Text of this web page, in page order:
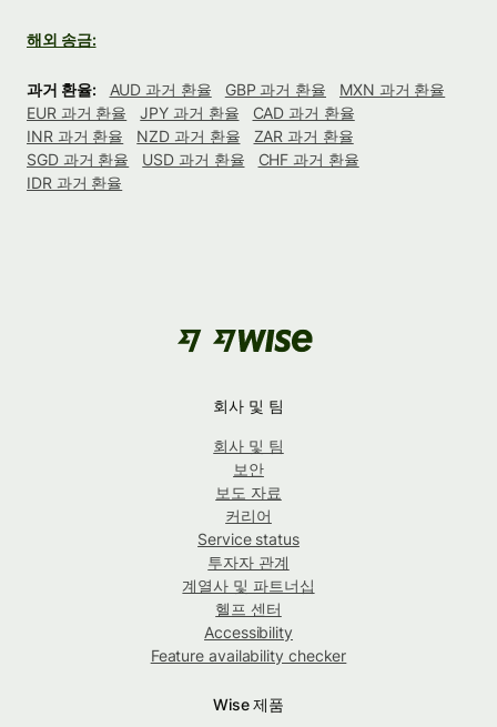
해외 송금:
과거 환율: AUD 과거 환율 GBP 과거 환율
MXN 과거 환율
EUR 과거 환율
JPY 과거 환율
CAD 과거 환율
INR 과거 환율
NZD 과거 환율
ZAR 과거 환율
SGD 과거 환율
USD 과거 환율
CHF 과거 환율
IDR 과거 환율
회사 및 팀
회사 및 팀
보안
보도 자료
커리어
Service status
투자자 관계
계열사 및 파트너십
헬프 센터
Accessibility
Feature availability checker
Wise 제품